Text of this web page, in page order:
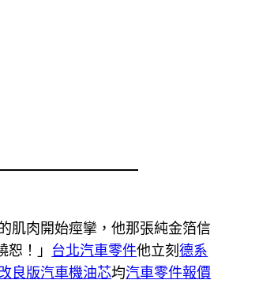
肌肉開始痙攣，他那張純金箔信
恕！」 台北汽車零件他立刻德系
良版汽車機油芯均汽車零件報價